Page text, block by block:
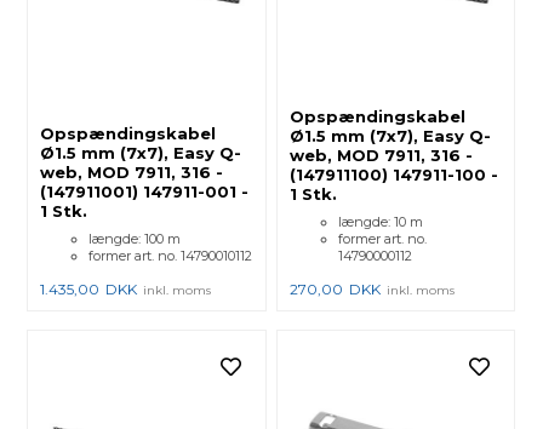
Opspændingskabel
Ø1.5 mm (7x7), Easy Q-
web, MOD 7911, 316 -
(147911001) 147911-001 -
1 Stk.
længde: 100 m
former art. no. 14790010112
1.435,00 DKK inkl. moms
Opspændingskabel
Ø1.5 mm (7x7), Easy Q-
web, MOD 7911, 316 -
(147911100) 147911-100 -
1 Stk.
længde: 10 m
former art. no.
14790000112
270,00 DKK inkl. moms